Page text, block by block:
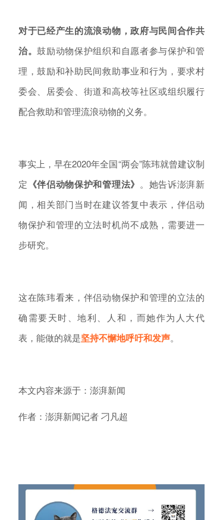
对于已经产生的流浪动物，政府与民间合作共
治。鼓励动物保护组织和自愿者参与保护和管
理，鼓励和补助民间救助事业和行为，要求村
委会、居委会、街道和高校等社区或组织履行
配合救助和管理流浪动物的义务。
事实上，早在2020年全国“两会”陈玮就曾建议制
定 《伴侣动物保护和管理法》 。她告诉澎湃新
闻，相关部门当时在建议答复中表示，伴侣动
物保护和管理的立法时机尚不成熟，需要进一
步研究。
这在陈玮看来，伴侣动物保护和管理的立法的
确需要天时、地利、人和，而她作为人大代
表，能做的就是坚持不懈地呼吁和发声。
本文内容来源于：澎湃新闻
作者：澎湃新闻记者 刁凡超